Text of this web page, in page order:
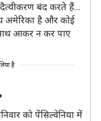
बंद करते हैं...
अमेरिका है और कोई
आकर न कर पाए
है
को पेंसिल्वेनिया में